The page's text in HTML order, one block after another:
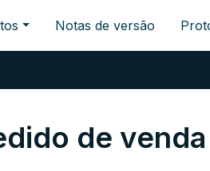
Notas de versão
de